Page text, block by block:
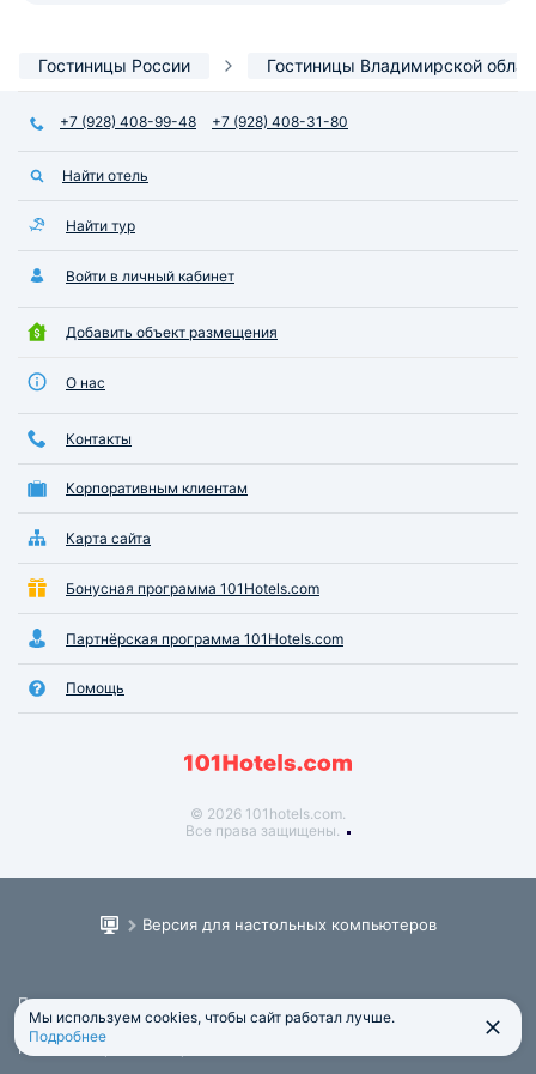
Гостиницы России Гостиницы Владимирской
+7 (928) 408-99-48 +7 (928) 408-31-80
Найти отель
Найти тур
Войти в личный кабинет
Добавить объект размещения
О нас
Контакты
Корпоративным клиентам
Карта сайта
Бонусная программа 101Hotels.com
Партнёрская программа 101Hotels.com
Помощь
© 2026 101hotels.com.
Все права защищены.
Версия для настольных компьютеров
Пользовательское соглашение
Юридическая информация
Политика обработки персональных данных
Мы используем cookies, чтобы сайт работал лучше.
Подробнее